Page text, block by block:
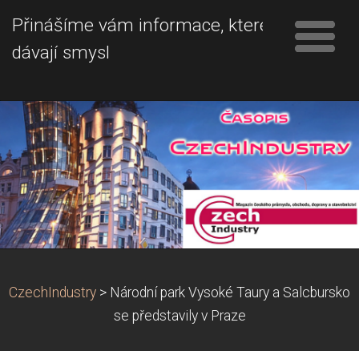
Přinášíme vám informace, které
dávají smysl
CzechIndustry > Národní park Vysoké Taury a Salcbursko
se představily v Praze